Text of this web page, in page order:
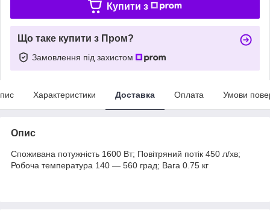
Купити з
Що таке купити з Пром?
Замовлення під захистом
Характеристики Доставка Оплата Умови
Опис
Споживана потужність 1600 Вт; Повітряний потік 450 л/хв;
Робоча температура 140 — 560 град; Вага 0.75 кг